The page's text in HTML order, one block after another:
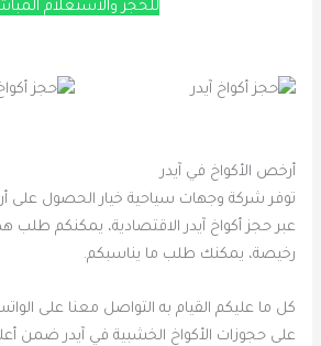
للحجز والاستعلام
أرخص الأكواخ في آيدر
توفر شركة وجهات سياحية خيار الحصول على
عبر حجز أكواخ آيدر الاقتصادية، يمكنكم طلب
رخيصة، يمكنك طلب ما يناسبكم.
كل ما عليكم القيام به التواصل معنا على
على حجوزات الأكواخ الخشبية في آيدر ضمن